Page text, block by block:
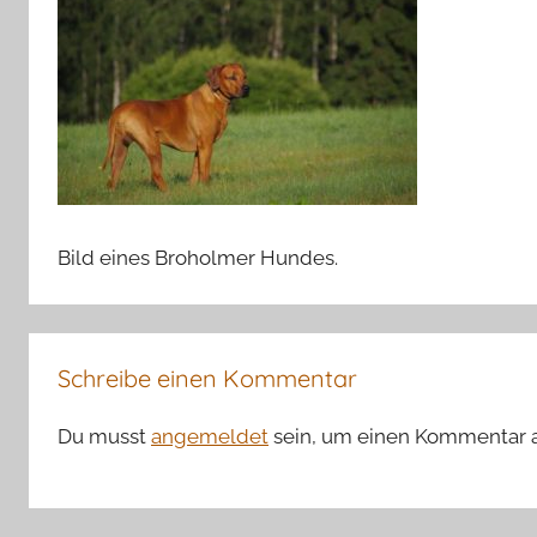
Bild eines Broholmer Hundes.
Schreibe einen Kommentar
Du musst angemeldet sein, um einen Kommentar